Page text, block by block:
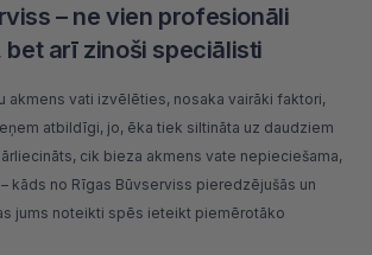
– ne vien profesionāli
arī zinoši speciālisti
akmens vati izvēlēties, nosaka vairāki faktori,
atbildīgi, jo, ēka tiek siltināta uz daudziem
cik bieza akmens vate nepieciešama,
kāds no Rīgas Būvserviss pieredzējušās un
jums noteikti spēs ieteikt piemērotāko